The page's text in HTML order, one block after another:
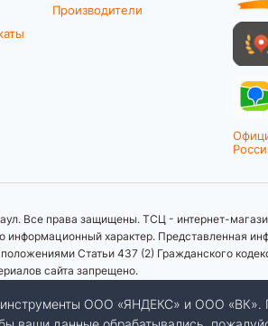
Производители
Все права защищены. ТСЦ - интернет-
характер. Представленная
Статьи 437 (2) Гражданского
сайта запрещено.
ООО «ЯНДЕКС» и ООО «ВК».